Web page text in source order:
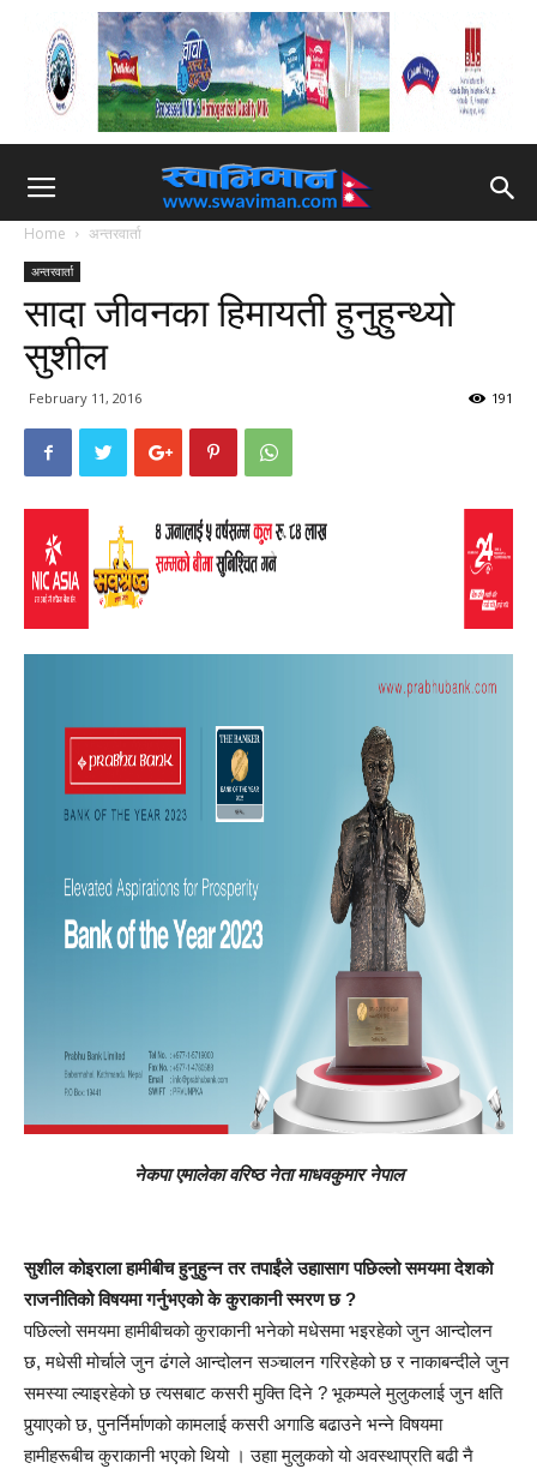
Home अन्तरवार्ता
अन्तरवार्ता
सादा जीवनका हिमायती हुनुहुन्थ्यो
सुशील
February 11, 2016 191
नेकपा एमालेका वरिष्ठ नेता माधवकुमार नेपाल
सुशील कोइराला हामीबीच हुनुहुन्न तर तपाईंले उहाासाग पछिल्लो समयमा देशको
राजनीतिको विषयमा गर्नुभएको के कुराकानी स्मरण छ ?
पछिल्लो समयमा हामीबीचको कुराकानी भनेको मधेसमा भइरहेको जुन आन्दोलन
छ, मधेसी मोर्चाले जुन ढंगले आन्दोलन सञ्चालन गरिरहेको छ र नाकाबन्दीले जुन
समस्या ल्याइरहेको छ त्यसबाट कसरी मुक्ति दिने ? भूकम्पले मुलुकलाई जुन क्षति
पुर्‍याएको छ, पुनर्निर्माणको कामलाई कसरी अगाडि बढाउने भन्ने विषयमा
हामीहरूबीच कुराकानी भएको थियो । उहाा मुलुकको यो अवस्थाप्रति बढी नै